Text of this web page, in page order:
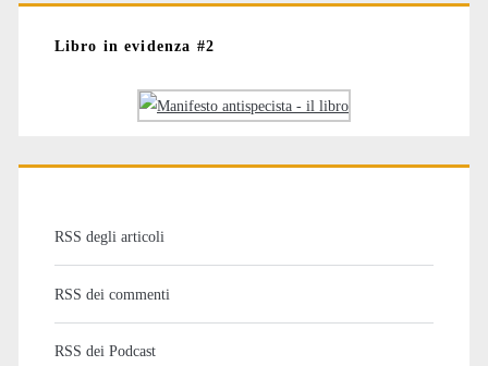
Libro in evidenza #2
RSS degli articoli
RSS dei commenti
RSS dei Podcast